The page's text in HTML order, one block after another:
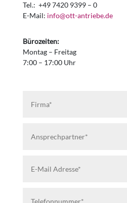
Tel.: +49 7420 9399 – 0
E-Mail: info@ott-antriebe.de
Bürozeiten:
Montag – Freitag
7:00 – 17:00 Uhr